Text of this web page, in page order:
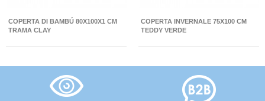
COPERTA DI BAMBÚ 80X100X1 CM
TRAMA CLAY
COPERTA INVERNALE 75X100 CM
TEDDY VERDE